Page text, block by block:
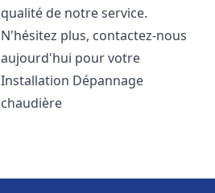
qualité de notre service.
N'hésitez plus, contactez-nous
aujourd'hui pour votre
Installation Dépannage
chaudière